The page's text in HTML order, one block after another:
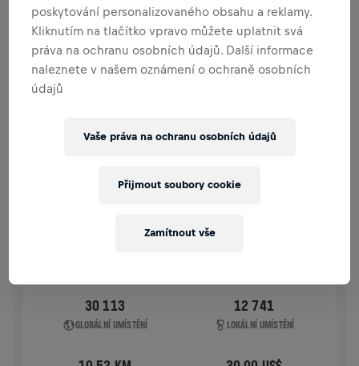
Přispěj ke změně! 100% z tvého příspěvku jde přímo
na výzkum poranění míchy.
HISTORIE
APP RUN
30 113
GLOBÁLNÍ UMÍSTĚNÍ
12 741
LOKÁLNÍ UMÍSTĚNÍ
poskytování personalizovaného obsahu a reklamy.
Kliknutím na tlačítko vpravo můžete uplatnit svá
práva na ochranu osobních údajů. Další informace
naleznete v našem oznámení o ochraně osobních
údajů
Vaše práva na ochranu osobních údajů
Zamítnout vše
Přijmout soubory cookie